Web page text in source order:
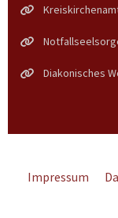
Diakonisches
Impressum